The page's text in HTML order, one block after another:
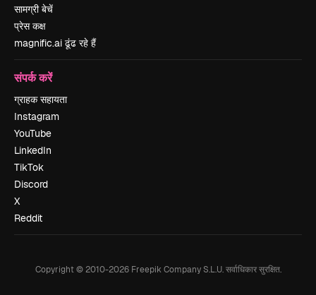
सामग्री बेचें
प्रेस कक्ष
magnific.ai ढूंढ रहे हैं
संपर्क करें
ग्राहक सहायता
Instagram
YouTube
LinkedIn
TikTok
Discord
X
Reddit
Copyright © 2010-2026Freepik Company S.L.U. सर्वाधिकार सुरक्षित.